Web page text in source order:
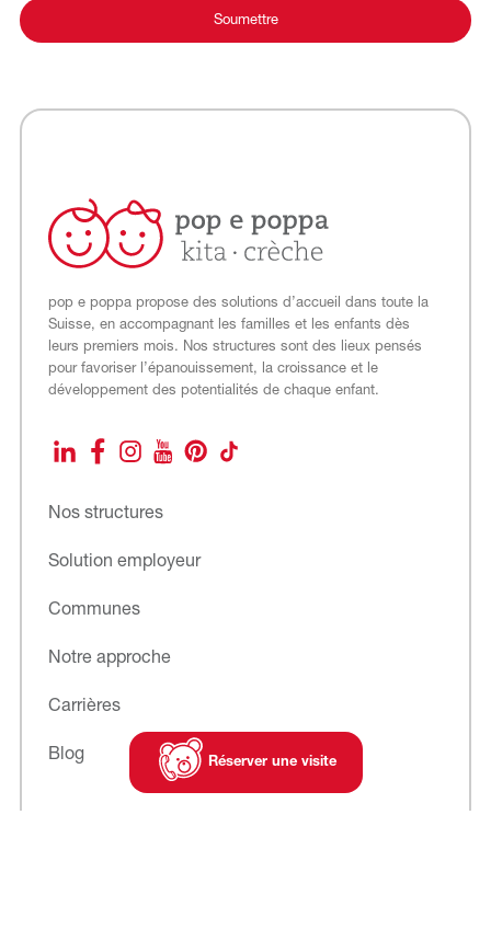
Réserver une visite
pop e poppa propose des solutions d’accueil dans toute la
Suisse, en accompagnant les familles et les enfants dès
leurs premiers mois. Nos structures sont des lieux pensés
pour favoriser l’épanouissement, la croissance et le
développement des potentialités de chaque enfant.
LinkedInFacebookInstagram
YouTubePinterestTikTok
Nos structures
Solution employeur
Communes
Notre approche
Carrières
Blog